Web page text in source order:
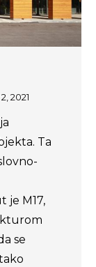
2021
Ta
je M17,
se